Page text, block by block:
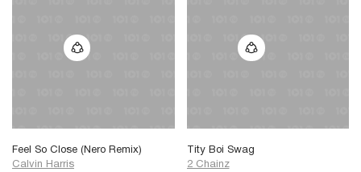
Feel So Close (Nero Remix)
Calvin Harris
Tity Boi Swag
2 Chainz